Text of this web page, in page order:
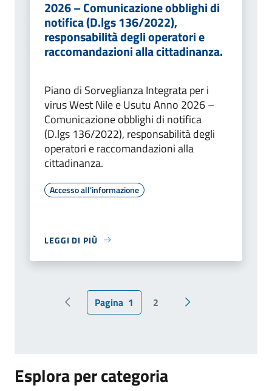
2026 – Comunicazione obblighi di
notifica (D.lgs 136/2022),
responsabilità degli operatori e
raccomandazioni alla cittadinanza.
Piano di Sorveglianza Integrata per i
virus West Nile e Usutu Anno 2026 –
Comunicazione obblighi di notifica
(D.lgs 136/2022), responsabilità degli
operatori e raccomandazioni alla
cittadinanza.
Accesso all'informazione
LEGGI DI PIÙ
Pagina precedente
Pagina 1 2 Pagina successiva
Esplora per categoria